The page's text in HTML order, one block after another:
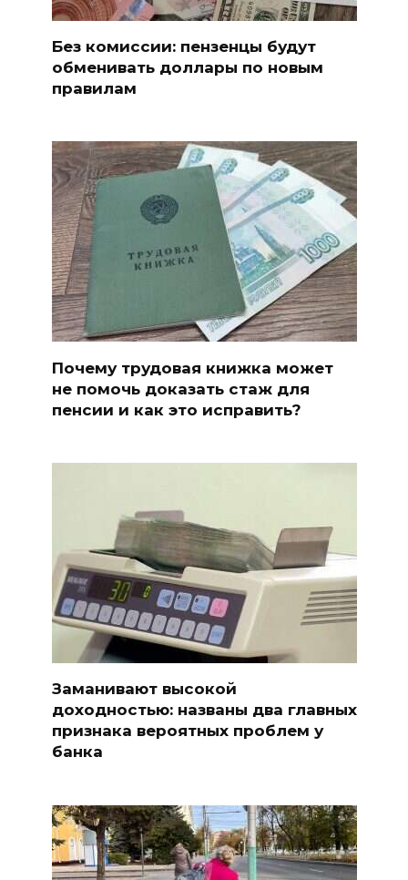
Без комиссии: пензенцы будут
обменивать доллары по новым
правилам
Почему трудовая книжка может
не помочь доказать стаж для
пенсии и как это исправить?
Заманивают высокой
доходностью: названы два главных
признака вероятных проблем у
банка